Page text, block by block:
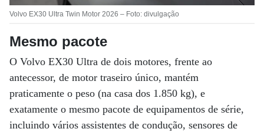
Volvo EX30 Ultra Twin Motor 2026 – Foto: divulgação
Mesmo pacote
O Volvo EX30 Ultra de dois motores, frente ao
antecessor, de motor traseiro único, mantém
praticamente o peso (na casa dos 1.850 kg), e
exatamente o mesmo pacote de equipamentos de série,
incluindo vários assistentes de condução, sensores de